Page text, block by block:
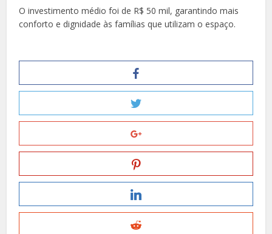
O investimento médio foi de R$ 50 mil, garantindo mais
conforto e dignidade às famílias que utilizam o espaço.